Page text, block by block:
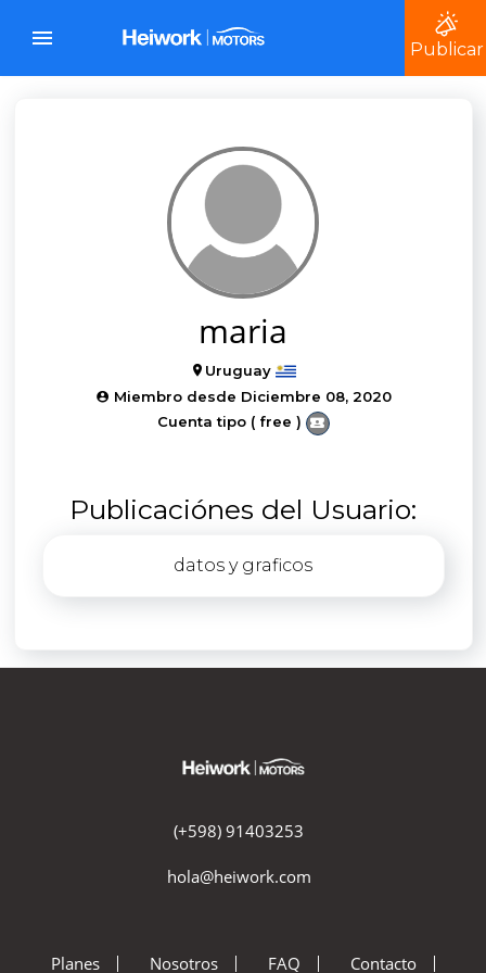
Publicar
maria
Uruguay
Miembro desde Diciembre 08, 2020
Cuenta tipo ( free )
Publicaciónes del Usuario:
datos y graficos
(+598) 91403253
hola@heiwork.com
Planes Nosotros FAQ Contacto